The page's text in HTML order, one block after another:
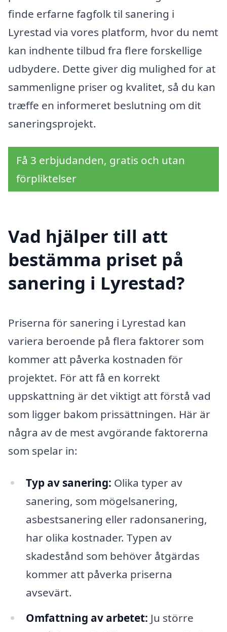
finde erfarne fagfolk til sanering i
Lyrestad via vores platform, hvor du nemt
kan indhente tilbud fra flere forskellige
udbydere. Dette giver dig mulighed for at
sammenligne priser og kvalitet, så du kan
træffe en informeret beslutning om dit
saneringsprojekt.
Få 3 erbjudanden, gratis och utan
förpliktelser
Vad hjälper till att
bestämma priset på
sanering i Lyrestad?
Priserna för sanering i Lyrestad kan
variera beroende på flera faktorer som
kommer att påverka kostnaden för
projektet. För att få en korrekt
uppskattning är det viktigt att förstå vad
som ligger bakom prissättningen. Här är
några av de mest avgörande faktorerna
som spelar in:
Typ av sanering: Olika typer av
sanering, som mögelsanering,
asbestsanering eller radonsanering,
har olika kostnader. Typen av
skadestånd som behöver åtgärdas
kommer att påverka priserna
avsevärt.
Omfattning av arbetet: Ju större